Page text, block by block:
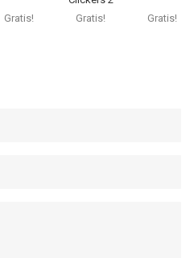
het laatst vergeleken op 6
Gratis!
Gratis!
Gratis!